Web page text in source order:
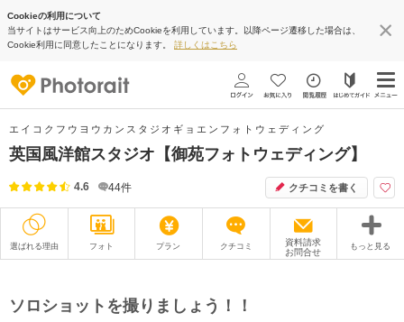
Cookieの利用について
当サイトはサービス向上のためCookieを利用しています。以降ページ遷移した場合は、
Cookie利用に同意したことになります。 詳しくはこちら
エイコクフウヨウカンスタジオギョエンフォトウェディング
英国風洋館スタジオ【御苑フォトウェディング】
4.6 44件 クチコミを書く
選ばれる理由 フォト プラン クチコミ
資料請求
お問合せ
もっと見る
衣装 ムービー
ソロショットを撮りましょう！！